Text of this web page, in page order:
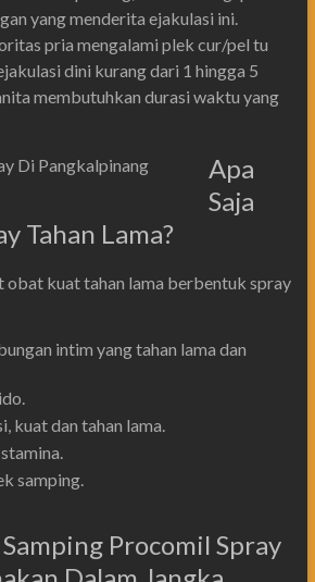
yang menderita ejakulasi ini.
pria mengalami plek cur/pel tu
dini kurang dari 1 hingga 5
membutuhkan durasi waktu yang
Apa
Saja
Tahan Lama?
obat kuat tahan lama berbentuk spray
intim yang tahan lama dan
kuat dan tahan lama.
samping.
Procomil Spray